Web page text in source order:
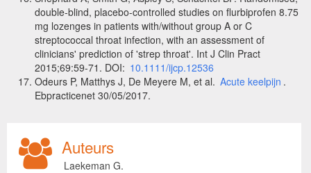
double-blind, placebo-controlled studies on flurbiprofen 8.75
mg lozenges in patients with/without group A or C
streptococcal throat infection, with an assessment of
clinicians' prediction of 'strep throat'. Int J Clin Pract
2015;69:59-71. DOI: 10.1111/ijcp.12536
Odeurs P, Matthys J, De Meyere M, et al. Acute keelpijn .
Ebpracticenet 30/05/2017.
Auteurs
Laekeman G.